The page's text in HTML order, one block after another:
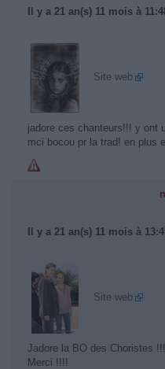
Il y a 21 an(s) 11 mois à
Site web
jadore ces chanteurs!!! y ont
mci bocou pr la trad! en plus
Il y a 21 an(s) 11 mois à
Site web
Jadore la BO des Choristes
Merci !!!!